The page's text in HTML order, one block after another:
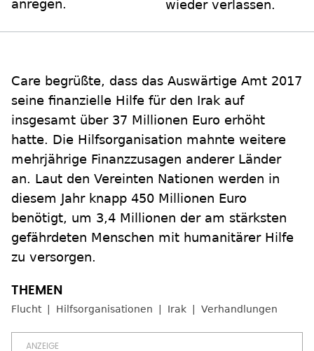
anregen. wieder verlassen.
Care begrüßte, dass das Auswärtige Amt 2017
seine finanzielle Hilfe für den Irak auf
insgesamt über 37 Millionen Euro erhöht
hatte. Die Hilfsorganisation mahnte weitere
mehrjährige Finanzzusagen anderer Länder
an. Laut den Vereinten Nationen werden in
diesem Jahr knapp 450 Millionen Euro
benötigt, um 3,4 Millionen der am stärksten
gefährdeten Menschen mit humanitärer Hilfe
zu versorgen.
Flucht Hilfsorganisationen Irak Verhandlungen